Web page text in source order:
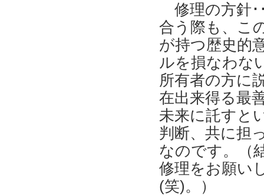
修理の方針･
合う際も、こ
が持つ歴史的
ルを損なわな
所有者の方に
在出来得る最
未来に託すと
判断、共に担
なのです。（
修理をお願い
(笑)。）